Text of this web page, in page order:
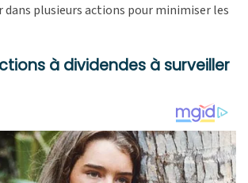
dans plusieurs actions pour minimiser les
à dividendes à surveiller